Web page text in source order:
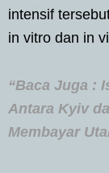
intensif
in vitro dan in
“Baca Juga :
Antara Kyiv
Membayar